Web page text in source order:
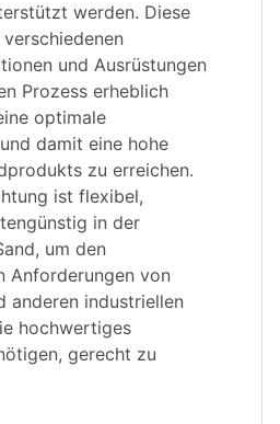
werden. Diese
und Ausrüstungen
Prozess erheblich
optimale
damit eine hohe
zu erreichen.
ist flexibel,
in der
um den
Anforderungen von
anderen industriellen
hochwertiges
gerecht zu